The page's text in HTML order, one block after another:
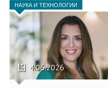
НАУКА И ТЕХНОЛОГИИ
4.06.2026